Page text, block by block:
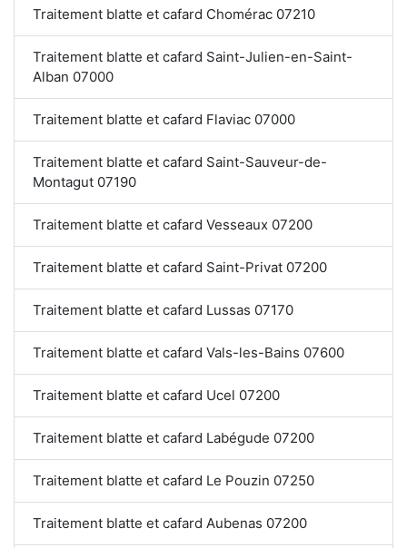
Traitement blatte et cafard Chomérac 07210
Traitement blatte et cafard Saint-Julien-en-Saint-
Alban 07000
Traitement blatte et cafard Flaviac 07000
Traitement blatte et cafard Saint-Sauveur-de-
Montagut 07190
Traitement blatte et cafard Vesseaux 07200
Traitement blatte et cafard Saint-Privat 07200
Traitement blatte et cafard Lussas 07170
Traitement blatte et cafard Vals-les-Bains 07600
Traitement blatte et cafard Ucel 07200
Traitement blatte et cafard Labégude 07200
Traitement blatte et cafard Le Pouzin 07250
Traitement blatte et cafard Aubenas 07200